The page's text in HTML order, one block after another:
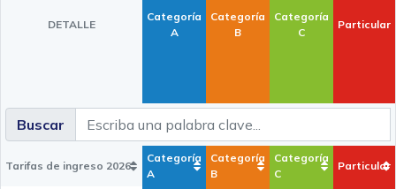
DETALLE
Categoría
A
Categoría
B
Categoría
C
Particular
Buscar
Tarifas de ingreso 2026
Categoría
A
Categoría
B
Categoría
C
Particular